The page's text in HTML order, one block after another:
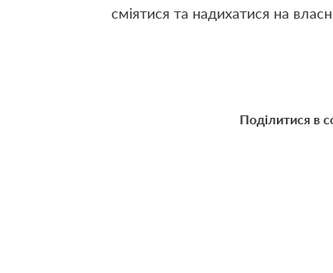
сміятися та надихатися на
Поділитися в